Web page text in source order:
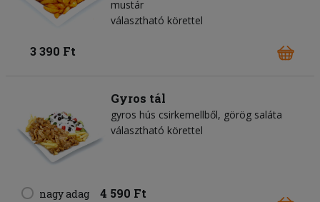
mustár
választható körettel
3 390 Ft
Gyros tál
gyros hús csirkemellből görög saláta
választható körettel
nagy adag 4 590 Ft